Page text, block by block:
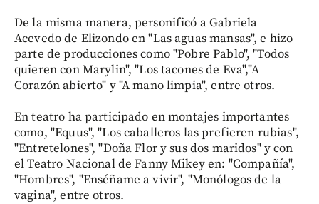
De la misma manera, personificó a Gabriela
Acevedo de Elizondo en "Las aguas mansas", e hizo
parte de producciones como "Pobre Pablo", "Todos
quieren con Marylin", "Los tacones de Eva","A
Corazón abierto" y "A mano limpia", entre otros.
En teatro ha participado en montajes importantes
como, "Equus", "Los caballeros las prefieren rubias",
"Entretelones", "Doña Flor y sus dos maridos" y con
el Teatro Nacional de Fanny Mikey en: "Compañía",
"Hombres", "Enséñame a vivir", "Monólogos de la
vagina", entre otros.